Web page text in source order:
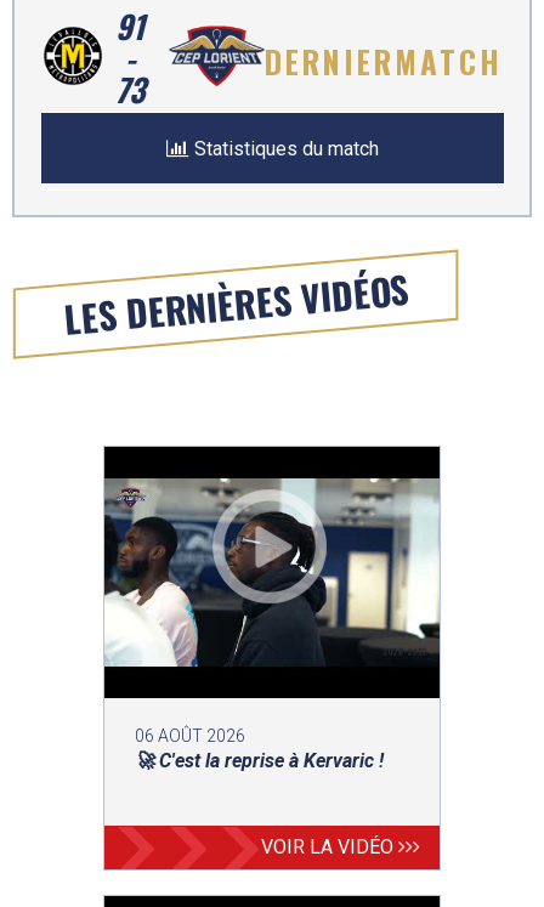
DERNIERMATCH
91
-
73
Statistiques du match
LES DERNIÈRES VIDÉOS
06 AOÛT 2026
🚀 C'est la reprise à Kervaric !
VOIR LA VIDÉO